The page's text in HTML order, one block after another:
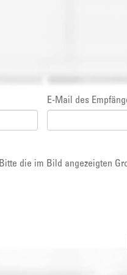
E-Mail des
Bitte die im Bild angezeigten